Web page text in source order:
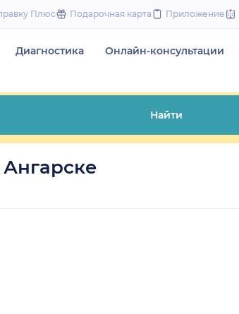
to
Плюс Подарочная карта Приложение
Диагностика Онлайн-консультации
Найти